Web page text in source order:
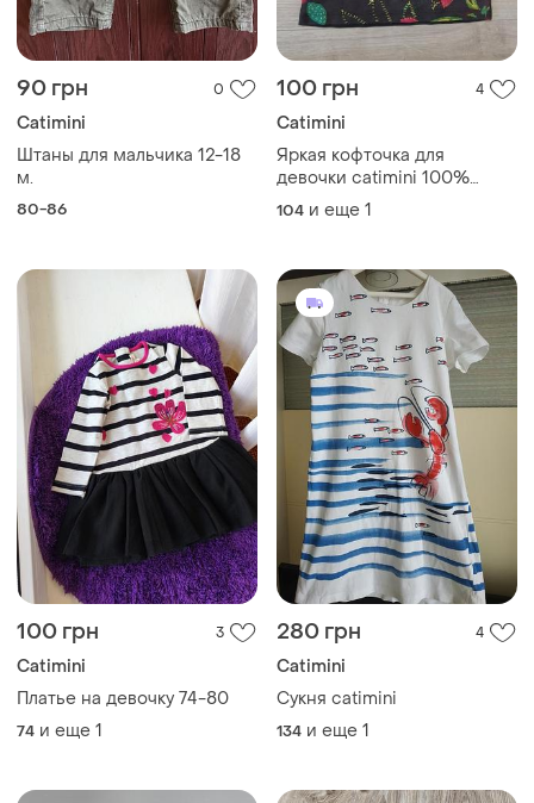
90 грн 0
Catimini
Штаны для мальчика 12-18
м.
80-86
100 грн 4
Catimini
Яркая кофточка для
девочки catimini 100%
коттон
104 и еще 1
100 грн 3
Catimini
Платье на девочку 74-80
74 и еще 1
280 грн 4
Catimini
Сукня catimini
134 и еще 1